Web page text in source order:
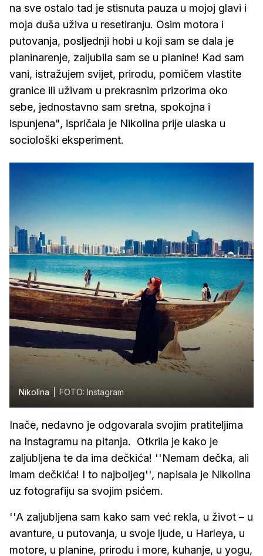
na sve ostalo tad je stisnuta pauza u mojoj glavi i
moja duša uživa u resetiranju. Osim motora i
putovanja, posljednji hobi u koji sam se dala je
planinarenje, zaljubila sam se u planine! Kad sam
vani, istražujem svijet, prirodu, pomičem vlastite
granice ili uživam u prekrasnim prizorima oko
sebe, jednostavno sam sretna, spokojna i
ispunjena", ispričala je Nikolina prije ulaska u
sociološki eksperiment.
Nikolina FOTO: Instagram
Inače, nedavno je odgovarala svojim pratiteljima
na Instagramu na pitanja. Otkrila je kako je
zaljubljena te da ima dečkića! ''Nemam dečka, ali
imam dečkića! I to najboljeg'', napisala je Nikolina
uz fotografiju sa svojim psićem.
''A zaljubljena sam kako sam već rekla, u život – u
avanture, u putovanja, u svoje ljude, u Harleya, u
motore, u planine, prirodu i more, kuhanje, u yogu,